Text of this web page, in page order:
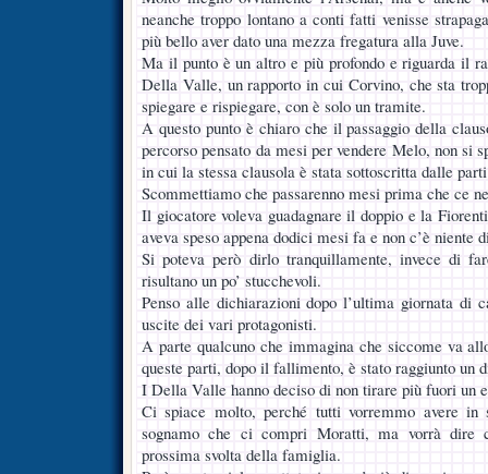
neanche troppo lontano a conti fatti venisse
più bello aver dato una mezza fregatura alla Juve.
Ma il punto è un altro e più profondo e riguarda il
Della Valle, un rapporto in cui Corvino, che sta
spiegare e rispiegare, con è solo un tramite.
A questo punto è chiaro che il passaggio della
percorso pensato da mesi per vendere Melo, non si
in cui la stessa clausola è stata sottoscritta dalle
Scommettiamo che passarenno mesi prima che ce
Il giocatore voleva guadagnare il doppio e la
aveva speso appena dodici mesi fa e non c’è niente
Si poteva però dirlo tranquillamente, invece di
risultano un po’ stucchevoli.
Penso alle dichiarazioni dopo l’ultima giornata di
uscite dei vari protagonisti.
A parte qualcuno che immagina che siccome va
queste parti, dopo il fallimento, è stato raggiunto un
I Della Valle hanno deciso di non tirare più fuori un
Ci spiace molto, perché tutti vorremmo avere
sognamo che ci compri Moratti, ma vorrà dire
prossima svolta della famiglia.